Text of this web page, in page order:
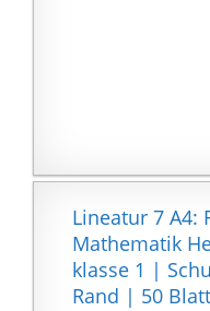
Lineatur 7 A4:
Mathematik
klasse 1 |
Rand | 50